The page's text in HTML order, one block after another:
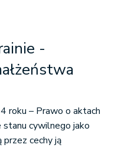
-
roku – Prawo o aktach
cywilnego jako
cechy ją